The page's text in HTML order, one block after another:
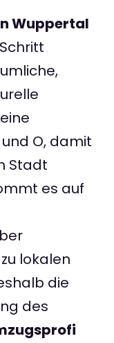
Wuppertal
O, damit
Stadt
es auf
lokalen
die
des